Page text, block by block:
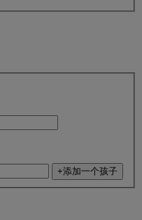
+添加一个孩子